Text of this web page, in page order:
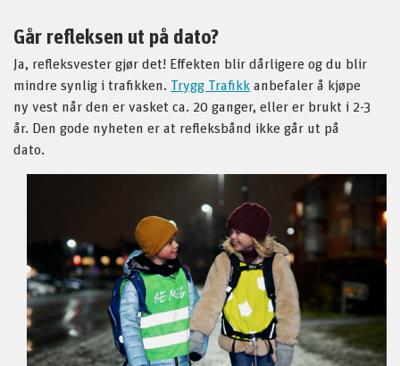
Går refleksen ut på dato?
Ja, refleksvester gjør det! Effekten blir dårligere og du blir
mindre synlig i trafikken. Trygg Trafikk anbefaler å kjøpe
ny vest når den er vasket ca. 20 ganger, eller er brukt i 2-3
år. Den gode nyheten er at refleksbånd ikke går ut på
dato.